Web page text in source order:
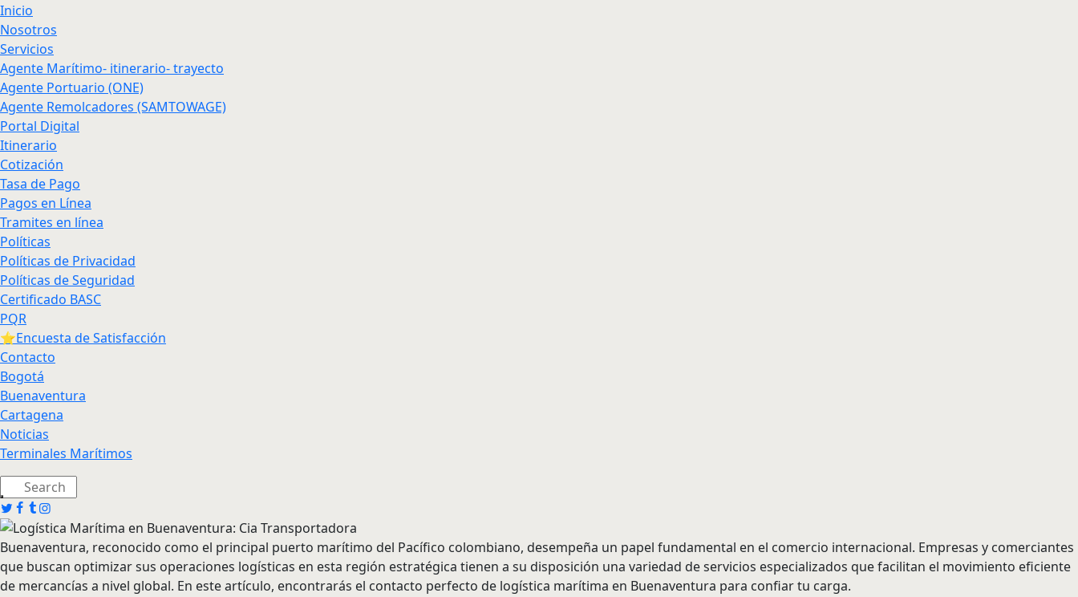
Inicio
Nosotros
Servicios
Agente Marítimo- itinerario- trayecto
Agente Portuario (ONE)
Agente Remolcadores (SAMTOWAGE)
Portal Digital
Itinerario
Cotización
Tasa de Pago
Pagos en Línea
Tramites en línea
Políticas
Políticas de Privacidad
Políticas de Seguridad
Certificado BASC
PQR
⭐Encuesta de Satisfacción
Contacto
Bogotá
Buenaventura
Cartagena
Noticias
Terminales Marítimos
Buenaventura, reconocido como el principal puerto marítimo del Pacífico colombiano, desempeña un papel fundamental en el comercio internacional. Empresas y comerciantes
que buscan optimizar sus operaciones logísticas en esta región estratégica tienen a su disposición una variedad de servicios especializados que facilitan el movimiento eficiente
de mercancías a nivel global. En este artículo, encontrarás el contacto perfecto de logística marítima en Buenaventura para confiar tu carga.